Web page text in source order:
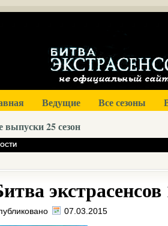
Ведущие Все сезоны
выпуски 25 сезон
экстрасенсов
07.03.2015